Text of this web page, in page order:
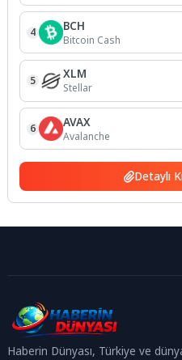
4 BCH
Bitcoin Cash
5 XLM
Stellar
6 AVAX
Avalanche
Detaylı
Haberin Dünyası, Türkiye ve